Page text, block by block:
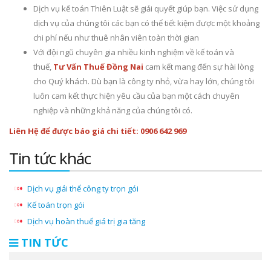
Dịch vụ kế toán Thiên Luật sẽ giải quyết giúp bạn. Việc sử dụng
dịch vụ của chúng tôi các bạn có thể tiết kiệm được một khoảng
chi phí nếu như thuê nhân viên toàn thời gian
Với đội ngũ chuyên gia nhiều kinh nghiệm về kế toán và
thuế, Tư Vấn Thuế Đồng Nai cam kết mang đến sự hài lòng
cho Quý khách. Dù bạn là công ty nhỏ, vừa hay lớn, chúng tôi
luôn cam kết thực hiện yêu cầu của bạn một cách chuyên
nghiệp và những khả năng của chúng tôi có.
Liên Hệ để được báo giá chi tiết: 0906 642 969
Tin tức khác
Dịch vụ giải thể công ty trọn gói
Kế toán trọn gói
Dịch vụ hoàn thuế giá trị gia tăng
TIN TỨC